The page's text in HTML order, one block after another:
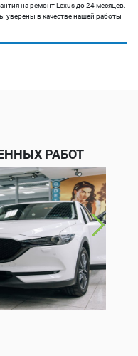
на ремонт Lexus до 24 месяцев.
уверены в качестве нашей работы
РАБОТ